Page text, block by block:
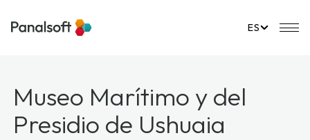
ES
Museo Marítimo y del
Presidio de Ushuaia